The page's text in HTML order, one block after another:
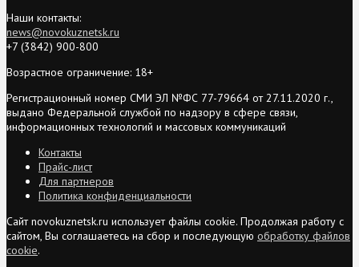
Наши контакты:
news@novokuznetsk.ru
+7 (3842) 900-800
Возрастное ограничение: 18+
Регистрационный номер СМИ ЭЛ №ФС 77-79664 от 27.11.2020 г.,
выдано Федеральной службой по надзору в сфере связи,
информационных технологий и массовых коммуникаций
Контакты
Прайс-лист
Для партнеров
Политика конфиденциальности
Сайт novokuznetsk.ru использует файлы cookie. Продолжая работу с
сайтом, Вы соглашаетесь на сбор и последующую обработку файлов
cookie.